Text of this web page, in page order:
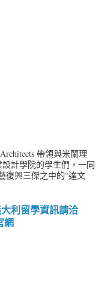
帶領與米蘭理
計學院的學生們，一同
復興三傑之中的“達文
利留學資訊請洽
網